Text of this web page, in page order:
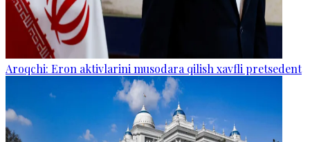
Aroqchi: Eron aktivlarini musodara qilish xavfli pretsedent